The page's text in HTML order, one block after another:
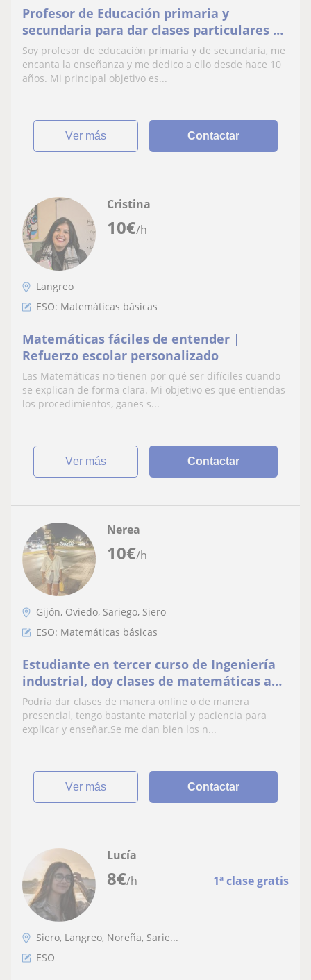
Profesor de Educación primaria y
secundaria para dar clases particulares de
todas las asignaturas a niños de Primaria
y de la ESO
Soy profesor de educación primaria y de secundaria, me
encanta la enseñanza y me dedico a ello desde hace 10
años. Mi principal objetivo es...
ver más Contactar
10€/h
Cristina
Langreo
ESO: Matemáticas básicas
Matemáticas fáciles de entender |
Refuerzo escolar personalizado
Las Matemáticas no tienen por qué ser difíciles cuando
se explican de forma clara. Mi objetivo es que entiendas
los procedimientos, ganes s...
ver más Contactar
10€/h
Nerea
Gijón, Oviedo, Sariego, Siero
ESO: Matemáticas básicas
Estudiante en tercer curso de Ingeniería
industrial, doy clases de matemáticas a
alumnos de primaria ESO y bachillerato
Podría dar clases de manera online o de manera
presencial, tengo bastante material y paciencia para
explicar y enseñar.Se me dan bien los n...
ver más Contactar
8€/h 1ª clase gratis
Lucía
Siero, Langreo, Noreña, Sarie...
ESO